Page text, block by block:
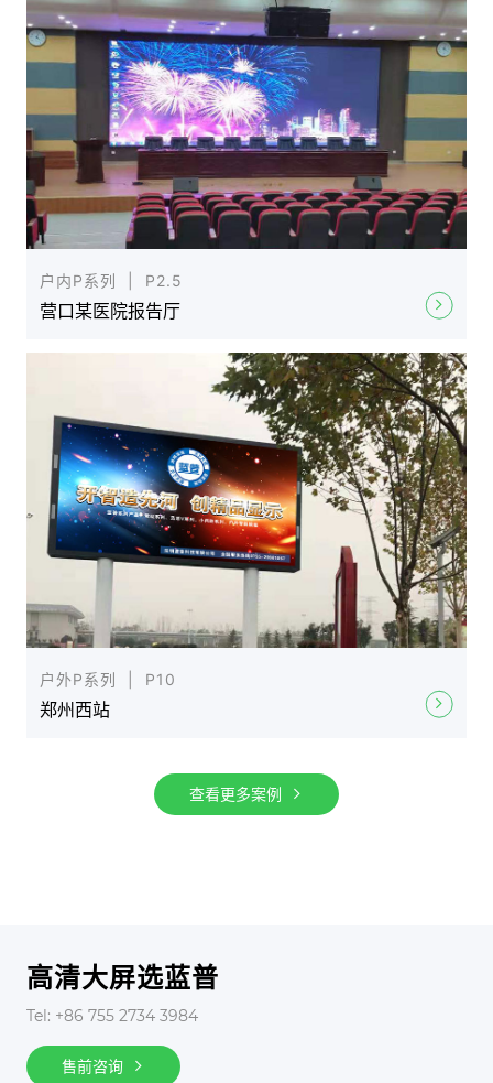
户内P系列 | P2.5
营口某医院报告厅
户外P系列 | P10
郑州西站
查看更多案例
高清大屏选蓝普
Tel: +86 755 2734 3984
售前咨询